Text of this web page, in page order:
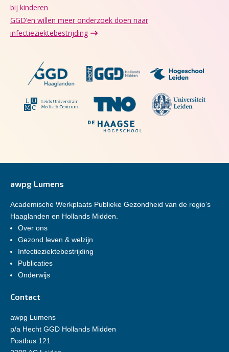
bij kinderen
GGD’en willen meer onderzoek doen naar
infectieziektebestrijding
awpg Lumens
Academische Werkplaats Publieke Gezondheid van de regio’s
Haaglanden en Hollands Midden.
Over ons
Gezond leven & welzijn
Infectieziektebestrijding
Publicaties
Onderwijs
Contact
awpg Lumens
p/a Hecht GGD Hollands Midden
Postbus 121